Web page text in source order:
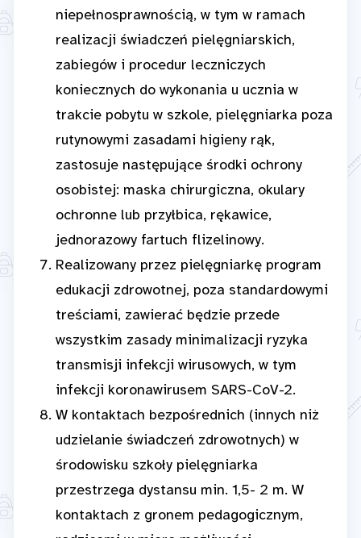
niepełnosprawnością, w tym w ramach
realizacji świadczeń pielęgniarskich,
zabiegów i procedur leczniczych
koniecznych do wykonania u ucznia w
trakcie pobytu w szkole, pielęgniarka poza
rutynowymi zasadami higieny rąk,
zastosuje następujące środki ochrony
osobistej: maska chirurgiczna, okulary
ochronne lub przyłbica, rękawice,
jednorazowy fartuch flizelinowy.
Realizowany przez pielęgniarkę program
edukacji zdrowotnej, poza standardowymi
treściami, zawierać będzie przede
wszystkim zasady minimalizacji ryzyka
transmisji infekcji wirusowych, w tym
infekcji koronawirusem SARS-CoV-2.
W kontaktach bezpośrednich (innych niż
udzielanie świadczeń zdrowotnych) w
środowisku szkoły pielęgniarka
przestrzega dystansu min. 1,5- 2 m. W
kontaktach z gronem pedagogicznym,